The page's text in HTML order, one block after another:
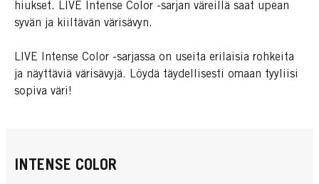
hiukset. LIVE Intense Color -sarjan väreillä saat upean
syvän ja kiiltävän värisävyn.
LIVE Intense Color -sarjassa on useita erilaisia rohkeita
ja näyttäviä värisävyjä. Löydä täydellisesti omaan tyyliisi
sopiva väri!
INTENSE COLOR